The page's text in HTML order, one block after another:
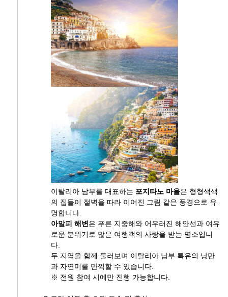
이탈리아 남부를 대표하는 포지타노 마을은 형형색색
의 집들이 절벽을 따라 이어진 그림 같은 풍경으로 유
명합니다.
아말피 해변은 푸른 지중해와 어우러진 해안선과 여유
로운 분위기로 많은 여행객의 사랑을 받는 명소입니
다.
두 지역을 함께 둘러보며 이탈리아 남부 특유의 낭만
과 자연미를 만끽할 수 있습니다.
※ 전원 참여 시에만 진행 가능합니다.